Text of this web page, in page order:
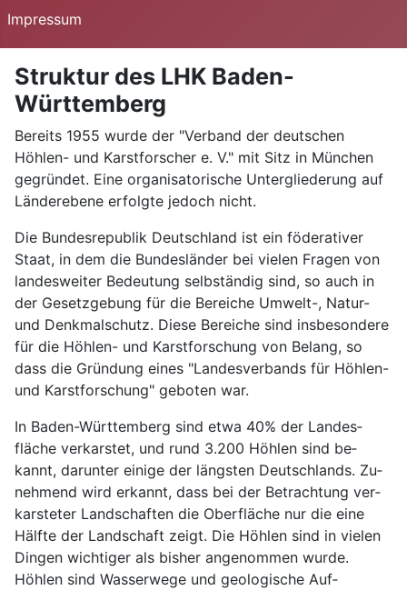
Impressum
Struktur des LHK Baden-
Württemberg
Bereits 1955 wurde der "Verband der deutschen
Höhlen- und Karst­forscher e. V." mit Sitz in München
ge­gründet. Eine organi­satorische Unter­gliederung auf
Länder­ebene er­folgte jedoch nicht.
Die Bundes­republik Deutschland ist ein föderativer
Staat, in dem die Bundes­länder bei vielen Fragen von
landes­weiter Be­deutung selbständig sind, so auch in
der Gesetz­gebung für die Be­reiche Umwelt-, Natur-
und Denk­mal­schutz. Diese Be­reiche sind insbe­sondere
für die Höhlen- und Karst­forschung von Belang, so
dass die Gründung eines "Landes­verbands für Höhlen-
und Karst­forschung" geboten war.
In Baden-Württemberg sind etwa 40% der Landes­
fläche ver­karstet, und rund 3.200 Höhlen sind be­
kannt, darunter einige der längsten Deutsch­lands. Zu­
neh­mend wird er­kannt, dass bei der Be­trachtung ver­
karsteter Land­schaften die Ober­fläche nur die eine
Hälfte der Land­schaft zeigt. Die Höhlen sind in vielen
Dingen wichtiger als bis­her an­genom­men wurde.
Höhlen sind Wasser­wege und geo­logische Auf­